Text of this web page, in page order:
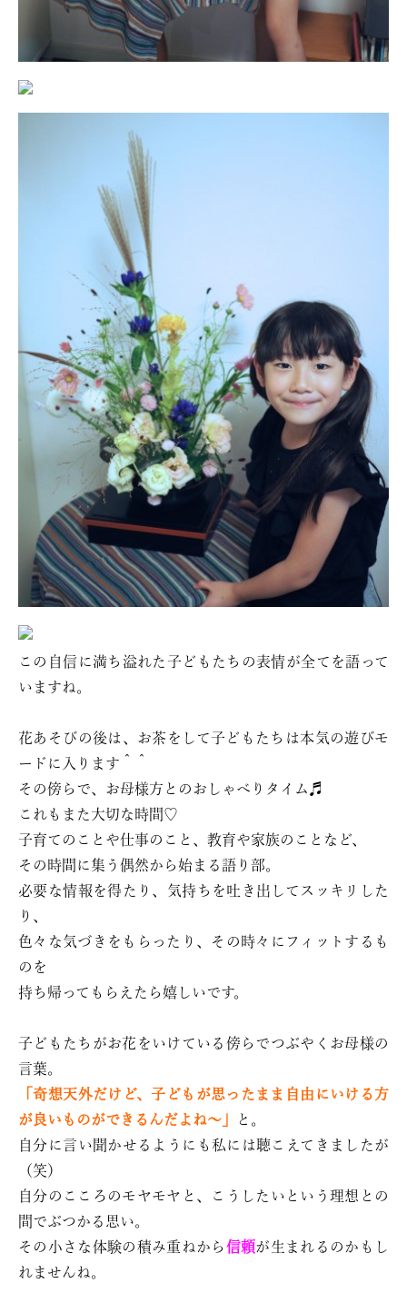
この自信に満ち溢れた子どもたちの表情が全てを語って
いますね。
花あそびの後は、お茶をして子どもたちは本気の遊びモ
ードに入ります＾＾
その傍らで、お母様方とのおしゃべりタイム♬
これもまた大切な時間♡
子育てのことや仕事のこと、教育や家族のことなど、
その時間に集う偶然から始まる語り部。
必要な情報を得たり、気持ちを吐き出してスッキリした
り、
色々な気づきをもらったり、その時々にフィットするも
のを
持ち帰ってもらえたら嬉しいです。
子どもたちがお花をいけている傍らでつぶやくお母様の
言葉。
「奇想天外だけど、子どもが思ったまま自由にいける方
が良いものができるんだよね〜」
と。
自分に言い聞かせるようにも私には聴こえてきましたが
（笑）
自分のこころのモヤモヤと、こうしたいという理想との
間でぶつかる思い。
その小さな体験の積み重ねから 信頼が生まれるのかもし
れませんね。